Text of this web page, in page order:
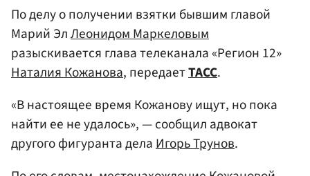
По делу о получении взятки бывшим главой
Марий ЭлЛеонидом Маркеловым
разыскивается глава телеканала «Регион 12»
Наталия Кожанова, передаетТАСС.
«В настоящее время Кожанову ищут, но пока
найти ее не удалось», — сообщил адвокат
другого фигуранта делаИгорь Трунов.